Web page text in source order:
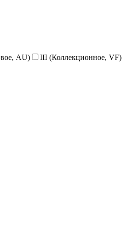
AU) III (Коллекционное, VF)